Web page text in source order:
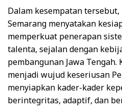
Dalam kesempatan
Semarang menyatakan
memperkuat penerapan
talenta, sejalan dengan
pembangunan Jawa
menjadi wujud keseriusan
menyiapkan kader-kader
berintegritas, adaptif, dan